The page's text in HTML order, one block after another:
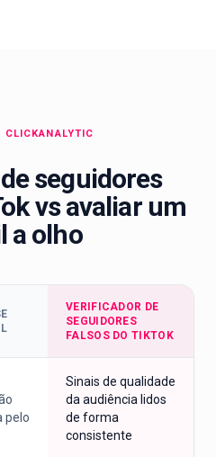
CLICKANALYTIC
seguidores
vs avaliar um
a olho
VERIFICADOR DE
SEGUIDORES
FALSOS DO TIKTOK
pelo
Sinais de qualidade
da audiência lidos
de forma
consistente